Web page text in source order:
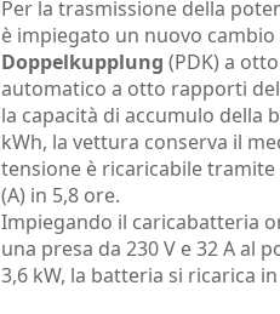
Per la trasmissione della
è impiegato un nuovo
Doppelkupplung (PDK) a
automatico a otto rapporti
la capacità di accumulo della
kWh, la vettura conserva il
tensione è ricaricabile tramite
(A) in 5,8 ore.
Impiegando il caricabatteria
una presa da 230 V e 32 A al
3,6 kW, la batteria si ricarica